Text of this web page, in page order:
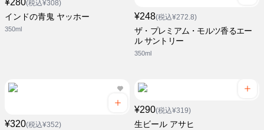
¥280(税込¥308)
インドの青鬼 ヤッホー
350ml
¥248(税込¥272.8)
ザ・プレミアム・モルツ香るエー
ル サントリー
350ml
¥320(税込¥352)
¥290(税込¥319)
生ビール アサヒ